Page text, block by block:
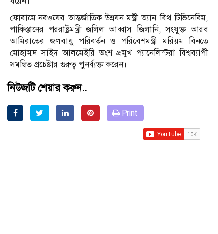
ফোরামে নরওয়ের আন্তর্জাতিক উন্নয়ন মন্ত্রী অ্যান বিথ টিভিনেরিম,
পাকিস্তানের পররাষ্ট্রমন্ত্রী জলিল আব্বাস জিলানি, সংযুক্ত আরব
আমিরাতের জলবায়ু পরিবর্তন ও পরিবেশমন্ত্রী মরিয়ম বিনতে
মোহাম্মদ সাইদ আলমেইরি অংশ প্রমুখ প্যানেলিস্টরা বিশ্বব্যাপী
সমন্বিত প্রচেষ্টার গুরুত্ব পুনর্ব্যক্ত করেন।
নিউজটি শেয়ার করুন..
Print